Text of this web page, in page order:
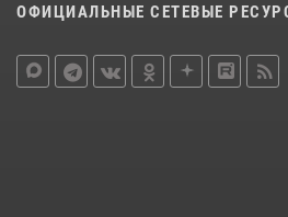
ОФИЦИАЛЬНЫЕ СЕТЕВЫЕ